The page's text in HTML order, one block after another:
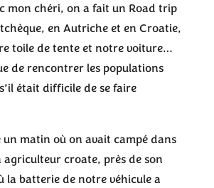
mon chéri, on a fait un Road trip
en Autriche et en Croatie,
toile de tente et notre voiture…
de rencontrer les populations
était difficile de se faire
un matin où on avait campé dans
agriculteur croate, près de son
la batterie de notre véhicule a